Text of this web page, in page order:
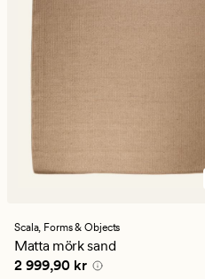
Scala, Forms & Objects
Matta mörk sand
Pris 2 999,90 kr
2 999,90 kr